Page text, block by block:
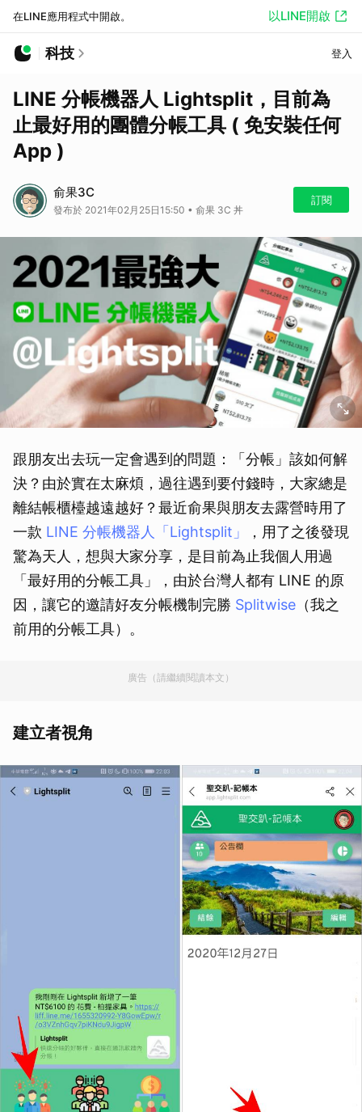
在LINE應用程式中開啟。 以LINE開啟
科技 登入
LINE 分帳機器人 Lightsplit，目前為
止最好用的團體分帳工具 ( 免安裝任何
App )
俞果3C
發布於 2021年02月25日15:50 • 俞果 3C 丼
訂閱
跟朋友出去玩一定會遇到的問題：「分帳」該如何解
決？由於實在太麻煩，過往遇到要付錢時，大家總是
離結帳櫃檯越遠越好？最近俞果與朋友去露營時用了
一款 LINE 分帳機器人「Lightsplit」
，用了之後發現
驚為天人，想與大家分享，是目前為止我個人用過
「最好用的分帳工具」，由於台灣人都有 LINE 的原
因，讓它的邀請好友分帳機制完勝 Splitwise （我之
前用的分帳工具）。
廣告（請繼續閱讀本文）
建立者視角